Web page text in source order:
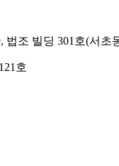
법조 빌딩 301호(서초
호